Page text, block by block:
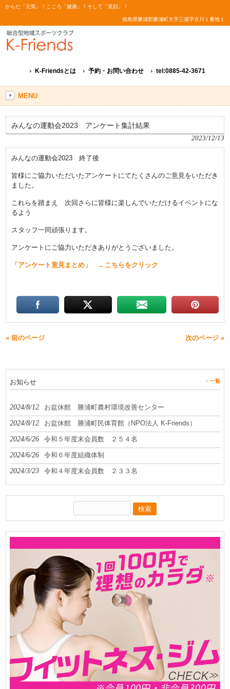
からだ「元気」！こころ「健康」！そして「笑顔」！
徳島県勝浦郡勝浦町大字三溪字古川１番地１
K-Friendsとは 予約・お問い合わせ tel:0885-42-3671
MENU
みんなの運動会2023 アンケート集計結果
2023/12/13
みんなの運動会2023 終了後
皆様にご協力いただいたアンケートにてたくさんのご意見をいただき
ました。
これらを踏まえ 次回さらに皆様に楽しんでいただけるイベントにな
るよう
スタッフ一同頑張ります。
アンケートにご協力いただきありがとうございました。
「アンケート意見まとめ」 ←こちらをクリック
« 前のページ 次のページ »
お知らせ 一覧
2024/8/12 お盆休館 勝浦町農村環境改善センター
2024/8/12 お盆休館 勝浦町民体育館（NPO法人 K-Friends）
2024/6/26 令和５年度末会員数 ２５４名
2024/6/26 令和６年度組織体制
2024/3/23 令和４年度末会員数 ２３３名
索: